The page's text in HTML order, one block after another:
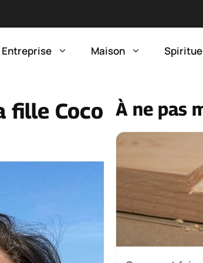
Entreprise Maison
fille Coco À ne pas